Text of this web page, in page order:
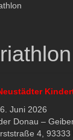
Juni 2026
Donau –
4, 93333